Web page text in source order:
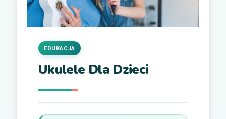
Ukulele Dla Dzieci
EDUKACJA